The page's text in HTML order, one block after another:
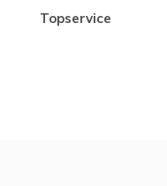
topservice